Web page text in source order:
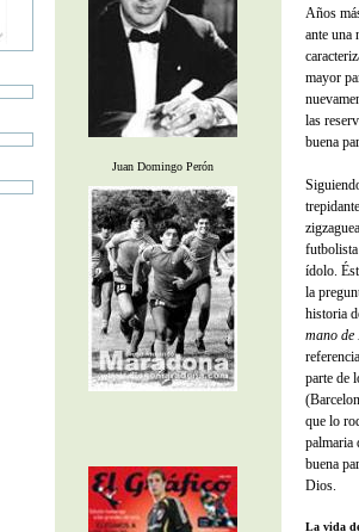
Juan Domingo Perón
Años
ante una
mayor
las
buena
ídolo.
la
historia
mano de
parte de
que lo
palmaria
buena
Dios.
La vida